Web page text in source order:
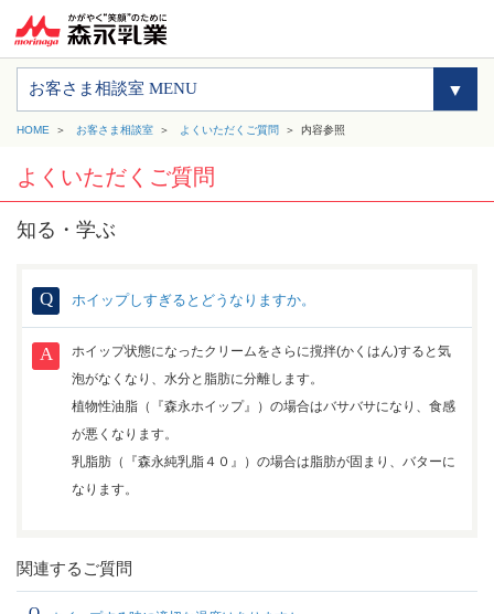
お客さま相談室 MENU
HOME お客さま相談室 よくいただくご質問 内容参照
よくいただくご質問
知る・学ぶ
ホイップしすぎるとどうなりますか。
ホイップ状態になったクリームをさらに撹拌(かくはん)すると気
泡がなくなり、水分と脂肪に分離します。
植物性油脂（『森永ホイップ』）の場合はバサバサになり、食感
が悪くなります。
乳脂肪（『森永純乳脂４０』）の場合は脂肪が固まり、バターに
なります。
関連するご質問